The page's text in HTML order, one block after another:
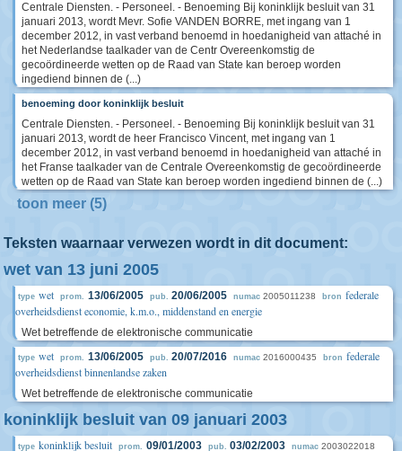
Centrale Diensten. - Personeel. - Benoeming Bij koninklijk besluit van 31
januari 2013, wordt Mevr. Sofie VANDEN BORRE, met ingang van 1
december 2012, in vast verband benoemd in hoedanigheid van attaché in
het Nederlandse taalkader van de Centr Overeenkomstig de
gecoördineerde wetten op de Raad van State kan beroep worden
ingediend binnen de (...)
benoeming door koninklijk besluit
Centrale Diensten. - Personeel. - Benoeming Bij koninklijk besluit van 31
januari 2013, wordt de heer Francisco Vincent, met ingang van 1
december 2012, in vast verband benoemd in hoedanigheid van attaché in
het Franse taalkader van de Centrale Overeenkomstig de gecoördineerde
wetten op de Raad van State kan beroep worden ingediend binnen de (...)
toon meer (5)
Teksten waarnaar verwezen wordt in dit document:
wet van 13 juni 2005
type wet prom. 13/06/2005 pub. 20/06/2005 numac 2005011238 bron federale
overheidsdienst economie, k.m.o., middenstand en energie
Wet betreffende de elektronische communicatie
type wet prom. 13/06/2005 pub. 20/07/2016 numac 2016000435 bron federale
overheidsdienst binnenlandse zaken
Wet betreffende de elektronische communicatie
koninklijk besluit van 09 januari 2003
type koninklijk besluit prom. 09/01/2003 pub. 03/02/2003 numac 2003022018